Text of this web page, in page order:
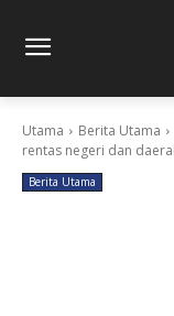
Utama Berita Utama
rentas negeri dan
Berita Utama